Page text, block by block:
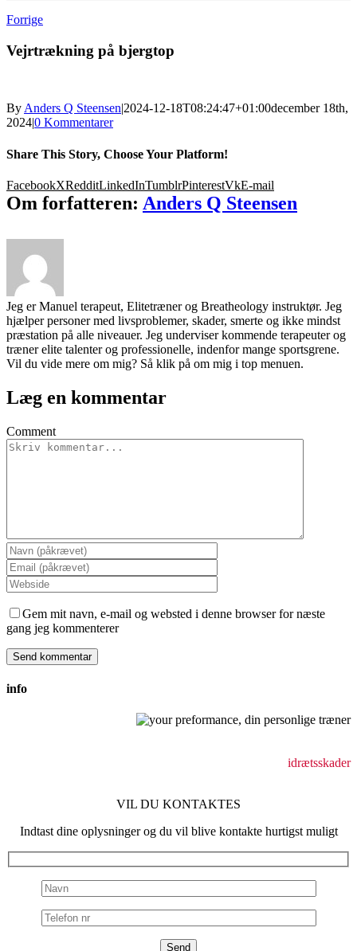
Forrige
Vejrtrækning på bjergtop
ByAnders Q Steensen|2024-12-18T08:24:47+01:00december 18th,
2024|0 Kommentarer
Share This Story, Choose Your Platform!
FacebookXRedditLinkedInTumblrPinterestVkE-mail
Om forfatteren: Anders Q Steensen
Jeg er Manuel terapeut, Elitetræner og Breatheology instruktør. Jeg
hjælper personer med livsproblemer, skader, smerte og ikke mindst
præstation på alle niveauer. Jeg underviser kommende terapeuter og
træner elite talenter og professionelle, indenfor mange sportsgrene.
Vil du vide mere om mig? Så klik på om mig i top menuen.
Læg en kommentar
Comment
Gem mit navn, e-mail og websted i denne browser for næste
gang jeg kommenterer
info
idrætsskader
VIL DU KONTAKTES
Indtast dine oplysninger og du vil blive kontakte hurtigst muligt